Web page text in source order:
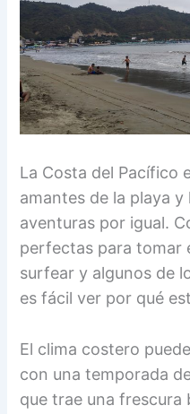
La Costa del Pacífico
amantes de la playa
aventuras por igual.
perfectas para tomar
surfear y algunos de
es fácil ver por qué
El clima costero
con una temporada
que trae una frescura